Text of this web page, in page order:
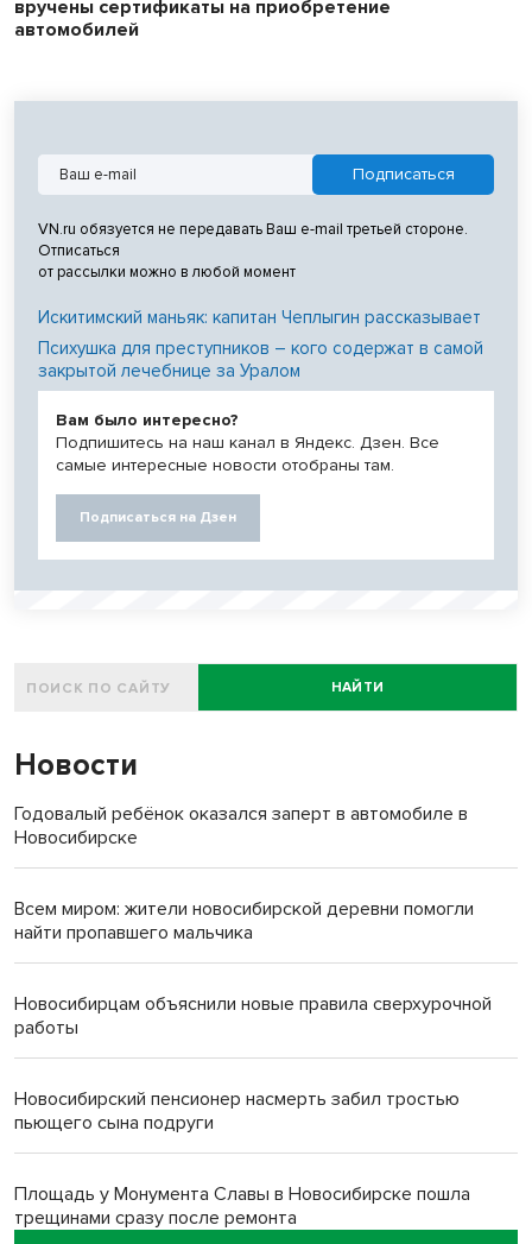
вручены сертификаты на приобретение
автомобилей
VN.ru обязуется не передавать Ваш e-mail третьей стороне.
Отписаться
от рассылки можно в любой момент
Искитимский маньяк: капитан Чеплыгин рассказывает
Психушка для преступников – кого содержат в самой
закрытой лечебнице за Уралом
Вам было интересно?
Подпишитесь на наш канал в Яндекс. Дзен. Все
самые интересные новости отобраны там.
Подписаться на Дзен
НАЙТИ
Новости
Годовалый ребёнок оказался заперт в автомобиле в
Новосибирске
Всем миром: жители новосибирской деревни помогли
найти пропавшего мальчика
Новосибирцам объяснили новые правила сверхурочной
работы
Новосибирский пенсионер насмерть забил тростью
пьющего сына подруги
Площадь у Монумента Славы в Новосибирске пошла
трещинами сразу после ремонта